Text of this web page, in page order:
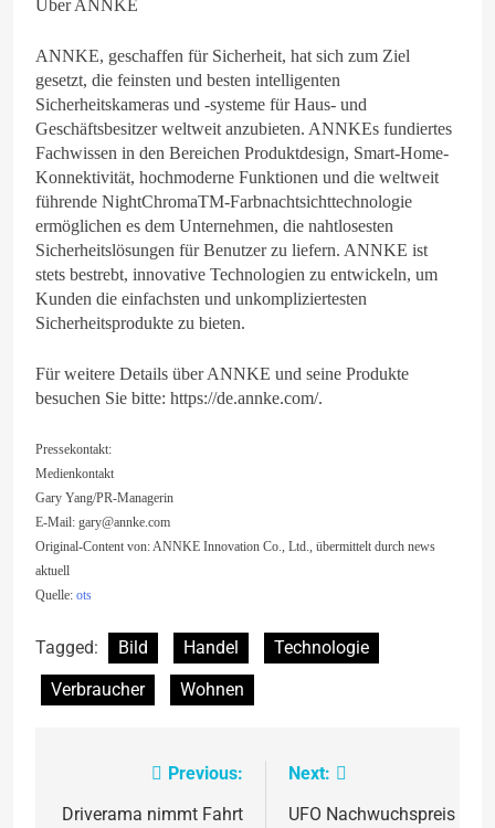
Über ANNKE
ANNKE, geschaffen für Sicherheit, hat sich zum Ziel
gesetzt, die feinsten und besten intelligenten
Sicherheitskameras und -systeme für Haus- und
Geschäftsbesitzer weltweit anzubieten. ANNKEs fundiertes
Fachwissen in den Bereichen Produktdesign, Smart-Home-
Konnektivität, hochmoderne Funktionen und die weltweit
führende NightChromaTM-Farbnachtsichttechnologie
ermöglichen es dem Unternehmen, die nahtlosesten
Sicherheitslösungen für Benutzer zu liefern. ANNKE ist
stets bestrebt, innovative Technologien zu entwickeln, um
Kunden die einfachsten und unkompliziertesten
Sicherheitsprodukte zu bieten.
Für weitere Details über ANNKE und seine Produkte
besuchen Sie bitte: https://de.annke.com/.
Pressekontakt:
Medienkontakt
Gary Yang/PR-Managerin
E-Mail: gary@annke.com
Original-Content von: ANNKE Innovation Co., Ltd., übermittelt durch news
aktuell
Quelle: ots
Tagged: Bild Handel
Technologie
Verbraucher
Wohnen
Beitragsnavigation
Previous:
Driverama nimmt Fahrt
Next:
UFO Nachwuchspreis